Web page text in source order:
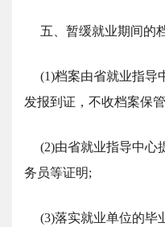
五、暂缓就业期间的
(1)档案由省就业指导
发报到证，不收档案保
(2)由省就业指导中心
务员等证明;
(3)落实就业单位的毕